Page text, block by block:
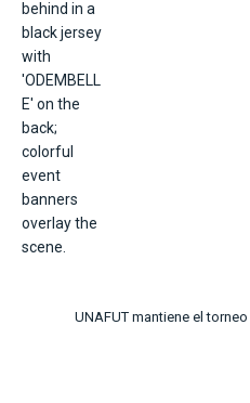
UNAFUT mantiene el